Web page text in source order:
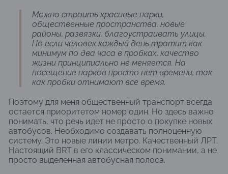
Можно строить красивые парки,
общественные пространства, новые
районы, развязки, благоустраивать улицы.
Но если человек каждый день тратит как
минимум по два часа в пробках, качество
жизни принципиально не меняется. На
посещение парков просто нет времени, так
как пробки отнимают все время.
Поэтому для меня общественный транспорт всегда
остается приоритетом номер один. Но здесь важно
понимать, что речь идет не просто о покупке новых
автобусов. Необходимо создавать полноценную
систему. Это новые линии метро. Качественный ЛРТ.
Настоящий BRT в его классическом понимании, а не
просто выделенная автобусная полоса.